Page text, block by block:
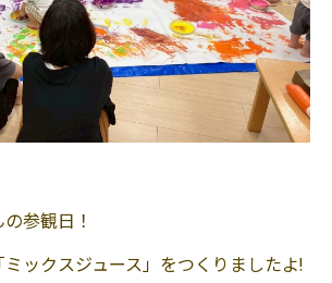
参観日！
ックスジュース」をつくりましたよ!